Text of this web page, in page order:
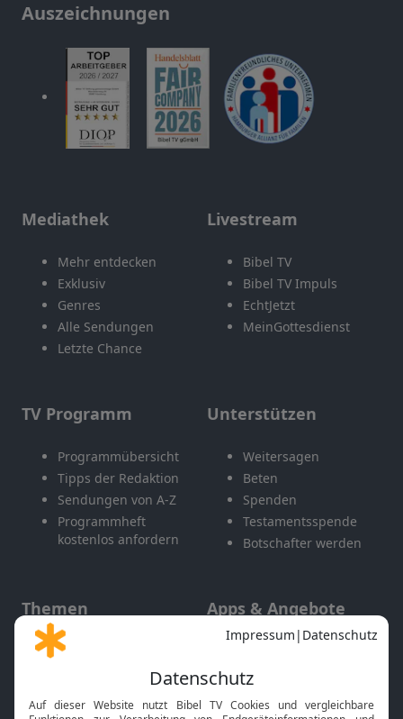
Auszeichnungen
Mediathek
Mehr entdecken
Exklusiv
Genres
Alle Sendungen
Letzte Chance
Livestream
Bibel TV
Bibel TV Impuls
EchtJetzt
MeinGottesdienst
TV Programm
Programmübersicht
Tipps der Redaktion
Sendungen von A-Z
Programmheft
kostenlos anfordern
Unterstützen
Weitersagen
Beten
Spenden
Testamentsspende
Botschafter werden
Themen
Gott und Bibel erklärt
Apps & Angebote
Mobile App